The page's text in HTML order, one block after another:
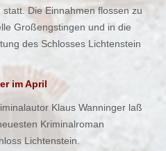
Die Einnahmen flossen zu
Großengstingen und in die
des Schlosses Lichtenstein
im April
Klaus Wanninger laß
Kriminalroman
Lichtenstein.